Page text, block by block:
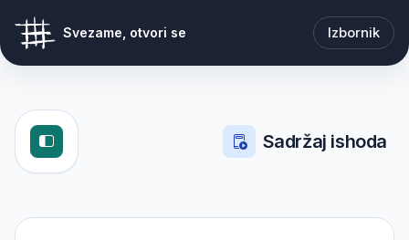
Svezame, otvori se Izbornik
Sadržaj ishoda